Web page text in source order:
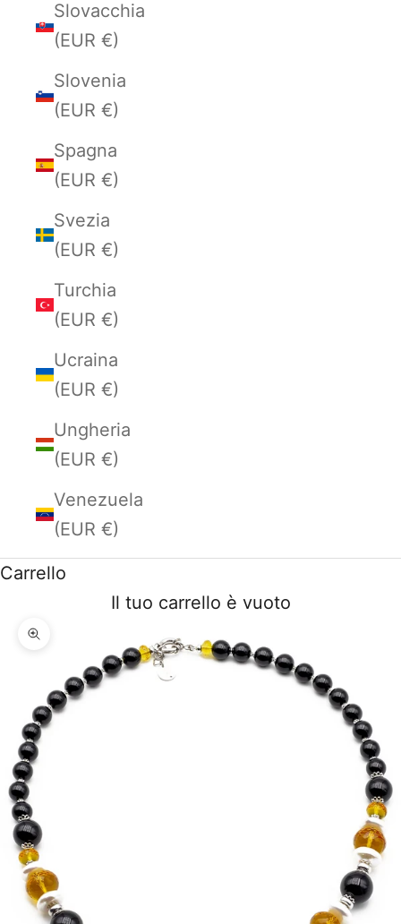
Slovacchia
(EUR €)
Slovenia
(EUR €)
Spagna
(EUR €)
Svezia
(EUR €)
Turchia
(EUR €)
Ucraina
(EUR €)
Ungheria
(EUR €)
Venezuela
(EUR €)
Carrello
Il tuo carrello è vuoto
Ingrandisci immagine